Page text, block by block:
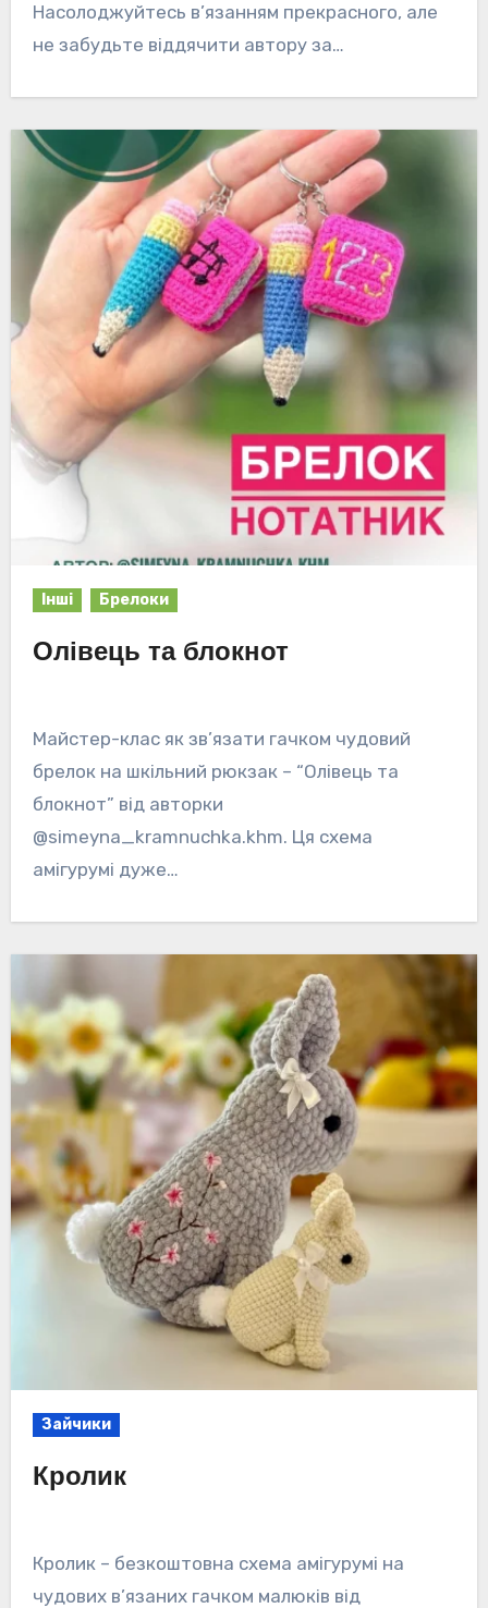
Насолоджуйтесь в’язанням прекрасного, але
не забудьте віддячити автору за…
Інші Брелоки
Олівець та блокнот
Майстер-клас як зв’язати гачком чудовий
брелок на шкільний рюкзак – “Олівець та
блокнот” від авторки
@simeyna_kramnuchka.khm. Ця схема
амігурумі дуже…
Зайчики
Кролик
Кролик – безкоштовна схема амігурумі на
чудових в’язаних гачком малюків від